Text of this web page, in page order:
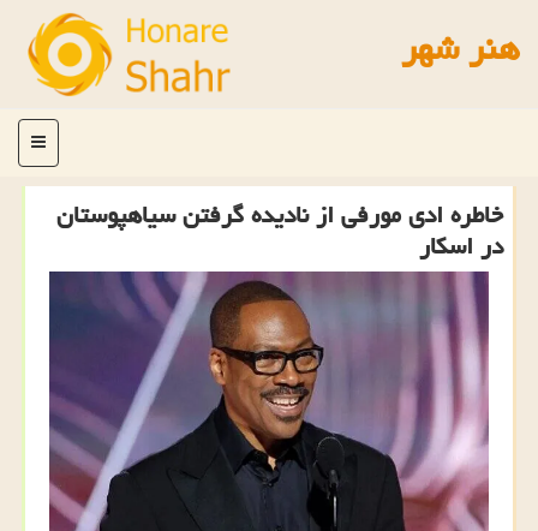
هنر شهر
منو
خاطره ادی مورفی از نادیده گرفتن سیاهپوستان
در اسکار